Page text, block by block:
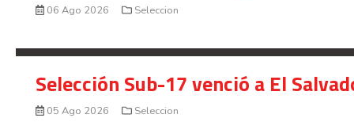
06 Ago 2026 Seleccion
Selección Sub-17 venció a El
05 Ago 2026 Seleccion